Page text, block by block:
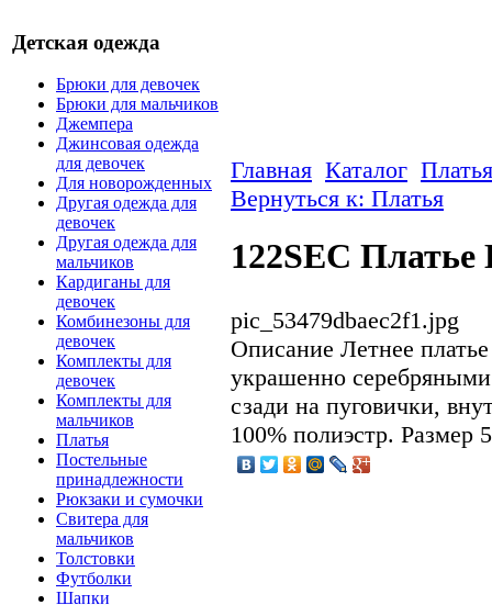
Детская одежда
Брюки для девочек
Брюки для мальчиков
Джемпера
Джинсовая одежда
для девочек
Для новорожденных
Другая одежда для
девочек
Другая одежда для
мальчиков
Кардиганы для
девочек
Комбинезоны для
девочек
Комплекты для
девочек
Комплекты для
мальчиков
Платья
Постельные
принадлежности
Рюкзаки и сумочки
Свитера для
мальчиков
Толстовки
Футболки
Шапки
Главная Каталог Платья
Вернуться к: Платья
122SEC
pic_53479dbaec2f1.jpg
Описание Летнее
украшенно серебряными
сзади на пуговички,
100% полиэстр. Размер